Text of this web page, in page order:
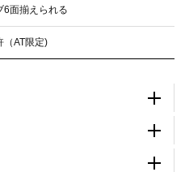
6面揃えられる
（AT限定)